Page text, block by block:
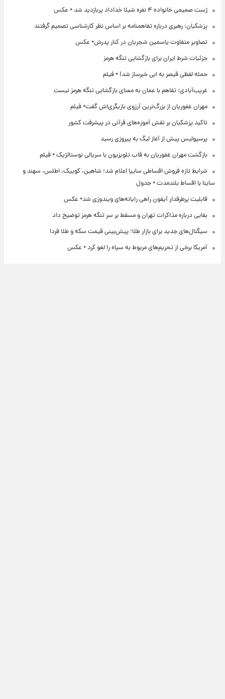
ژست صمیمی خانواده ۴ نفره شیلا خداداد پربازدید شد + عکس
پزشکیان: رهبری درباره تفاهمنامه بر اساس نظر کارشناسی تصمیم گرفتند
تصاویر متفاوت یاسمین شجریان در کنار پدرش+ عکس
جزئیات شرط ایران برای بازگشایی تنگه هرمز
حمله لفظی قیصر به ابی خبرساز شد! + فیلم
غریب‌آبادی: تفاهم با عمان به معنای بازگشایی تنگه هرمز نیست
مهران غفوریان از بزرگ‌ترین آرزوی بازیگری‌اش گفت+ فیلم
تاکید پزشکیان بر نقش آموزه‌های قرآنی در پیشرفت کشور
پرسپولیس پیش از آغاز لیگ به پیروزی رسید
بازگشت مهران غفوریان به قاب تلویزیون با سریالی نوستالژیک + فیلم
شرایط تازه فروش اقساطی سایپا اعلام شد؛ شاهین، کوییک، اطلس، سهند و
ساینا با اقساط بلندمدت + جدول
قابلیت پرطرفدار آیفون راهی رایانه‌های ویندوزی شد+ عکس
بقایی درباره مذاکرات تهران و مسقط بر سر تنگه هرمز توضیح داد
سیگنال‌های جدید برای بازار طلا؛ پیش‌بینی قیمت سکه و طلا فردا
آمریکا برخی از تحریم‌های مربوط به سپاه را لغو کرد + عکس